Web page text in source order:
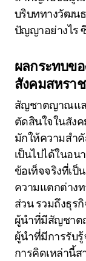
บริบททางวัฒน
ปัญญาอย่างไร
ผลกระทบข
สังคมสหรา
สัญชาตญาณแล
ตัดสินใจในสัง
มักให้ความสำ
เป็นไปได้ในอ
ข้อเท็จจริงที่เป็
ความแตกต่าง
ส่วน รวมถึงธุร
ผู้นำที่มีสัญชาต
ผู้นำที่มีการรับรู้
การคิดเหล่านี้ส